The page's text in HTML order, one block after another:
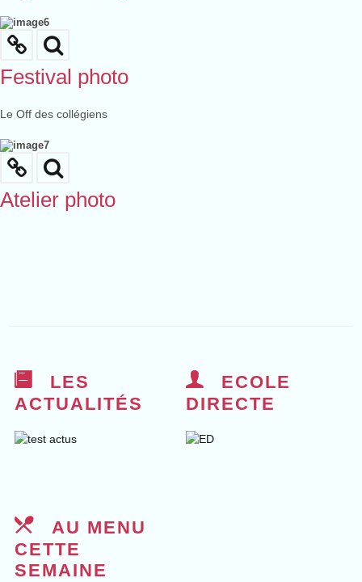
Festival photo
Le Off des collégiens
Atelier photo
LES
ACTUALITÉS
ECOLE
DIRECTE
AU MENU
CETTE
SEMAINE